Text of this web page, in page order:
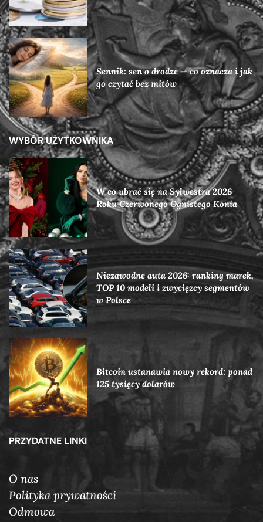
Sennik: sen o drodze — co oznacza i jak
go czytać bez mitów
WYBÓR UŻYTKOWNIKA
W co ubrać się na Sylwestra 2026
Roku Czerwonego Ognistego Konia
Niezawodne auta 2026: ranking marek,
TOP 10 modeli i zwycięzcy segmentów
w Polsce
Bitcoin ustanawia nowy rekord: ponad
125 tysięcy dolarów
PRZYDATNE LINKI
O nas
Polityka prywatności
Odmowa